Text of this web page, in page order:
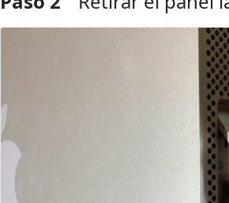
Agregar Comentario